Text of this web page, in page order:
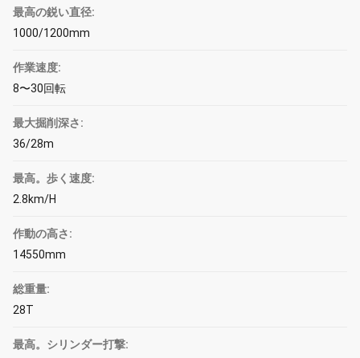
最高の鋭い直径:
1000/1200mm
作業速度:
8〜30回転
最大掘削深さ:
36/28m
最高。歩く速度:
2.8km/H
作動の高さ:
14550mm
総重量:
28T
最高。シリンダー打撃: